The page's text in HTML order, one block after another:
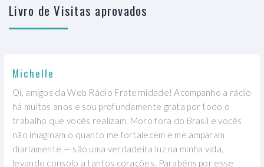
Livro de Visitas aprovados
Michelle
Oi, amigos da Web Rádio Fraternidade! Acompanho a rádio
há muitos anos e sou profundamente grata por todo o
trabalho que vocês realizam. Moro fora do Brasil e vocês
não imaginam o quanto me fortalecem e me amparam
diariamente — são uma verdadeira luz na minha vida,
levando consolo a tantos corações. Parabéns por esse